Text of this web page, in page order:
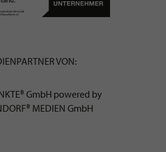
VON:
GmbH powered by
MEDIEN GmbH